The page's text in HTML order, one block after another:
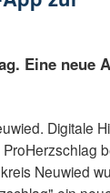
Eine neue
Digitale
ProHerzschlag
Neuwied